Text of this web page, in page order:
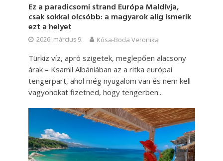
Ez a paradicsomi strand Európa Maldívja,
csak sokkal olcsóbb: a magyarok alig ismerik
ezt a helyet
2026. március 9. Kósa-Boda Veronika
Türkiz víz, apró szigetek, meglepően alacsony
árak – Ksamil Albániában az a ritka európai
tengerpart, ahol még nyugalom van és nem kell
vagyonokat fizetned, hogy tengerben...